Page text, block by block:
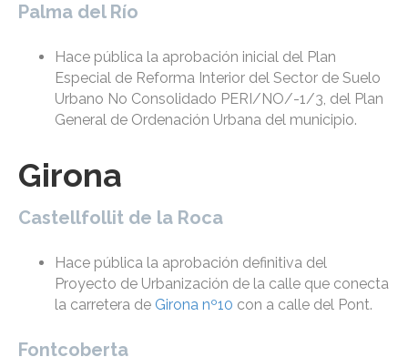
Palma del Río
Hace pública la aprobación inicial del Plan
Especial de Reforma Interior del Sector de Suelo
Urbano No Consolidado PERI/NO/-1/3, del Plan
General de Ordenación Urbana del municipio.
Girona
Castellfollit de la Roca
Hace pública la aprobación definitiva del
Proyecto de Urbanización de la calle que conecta
la carretera de Girona nº10 con a calle del Pont.
Fontcoberta